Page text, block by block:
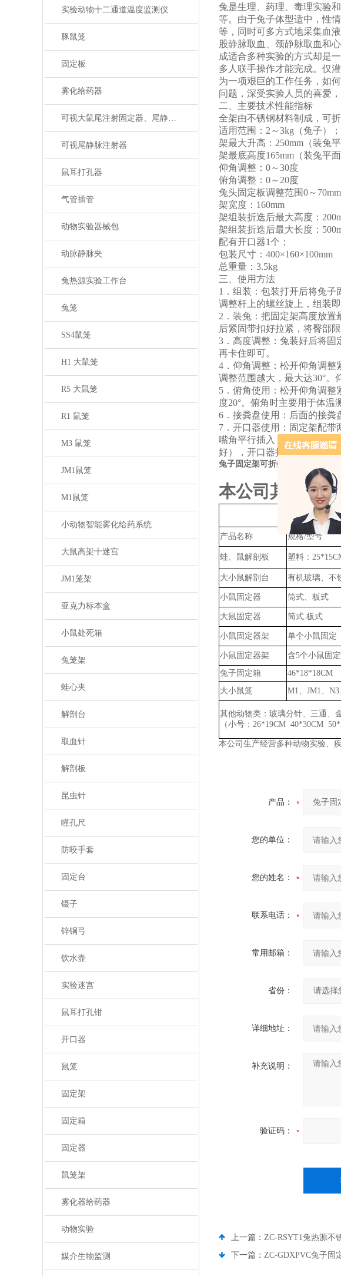
实验动物十二通道温度监测仪
豚鼠笼
固定板
雾化给药器
可视大鼠尾注射固定器、尾静脉注射
可视尾静脉注射器
鼠耳打孔器
气管插管
动物实验器械包
动脉静脉夹
兔热源实验工作台
兔笼
SS4鼠笼
H1 大鼠笼
R5 大鼠笼
R1 鼠笼
M3 鼠笼
JM1鼠笼
M1鼠笼
小动物智能雾化给药系统
大鼠高架十迷宫
JM1笼架
亚克力标本盒
小鼠处死箱
兔笼架
蛙心夹
解剖台
取血针
解剖板
昆虫针
瞳孔尺
防咬手套
固定台
镊子
锌铜弓
饮水壶
实验迷宫
鼠耳打孔钳
开口器
鼠笼
固定架
固定箱
固定器
鼠笼架
雾化器给药器
动物实验
媒介生物监测
兔是生理、药理、毒理实验
等。由于兔子体型适中，性
等，同时可多方式地采集血
股静脉取血、颈静脉取血和
成适合多种实验的方式却是
多人联手操作才能完成。仅
为一项艰巨的工作任务，如
问题，深受实验人员的喜爱
二、主要技术性能指标
全架由不锈钢材料制成， 可折
适用范围： 2～3kg（兔子）；
架最大升高： 250mm（装兔
架最底高度165mm（装兔平面
仰角调整： 0～30度
俯角调整： 0～20度
兔头固定板调整范围0～
架宽度： 160mm
架组装折迭后最大高度：
架组装折迭后最大长度：
配有开口器1个；
包装尺寸： 400×160×100mm
总重量： 3.5kg
三、使用方法
1．组装：包装打开后将兔
调整杆上的螺丝旋上，组装即
2．装兔：把固定架高度放置
后紧固带扣好拉紧，将臀部
3．高度调整：兔装好后将
再卡住即可。
4．仰角调整：松开仰角调整
调整范围越大，最大达30°。
5．俯角使用：松开仰角调
度20°。俯角时主要用于体温
6．接粪盘使用：后面的接粪
7．开口器使用：固定架配带
嘴角平行插入，插入后从上
好），开口器撑开兔口后一
兔子固定架可折叠
本公司其他实验
产品名称 规格/型号
蛙、鼠解剖板 塑料：
大小鼠解剖台
有机玻璃、不
小鼠固定器 筒式、板式
大鼠固定器 筒式 板式
小鼠固定器架 单个小鼠固定
小鼠固定器架 含5个小鼠固
兔子固定箱
46*18*18CM
大小鼠笼
M1、JM1、N3
其他动物类：玻璃分针、三通、
（小号： 26*19CM 40*30CM
本公司生产经营多种动物实验、
产品：
您的单位：
您的姓名：
联系电话：
常用邮箱：
省份：
详细地址：
补充说明：
验证码：
上一篇： ZC-RSYT1兔热源不
下一篇： ZC-GDXPVC兔子固